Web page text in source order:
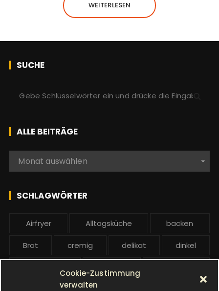
Cookie-Zustimmung
verwalten
WEITERLESEN
SUCHE
h
e
n
c
:
ALLE BEITRÄGE
e
Monat auswählen
SCHLAGWÖRTER
Airfryer Alltagsküche backen
Brot cremig delikat dinkel